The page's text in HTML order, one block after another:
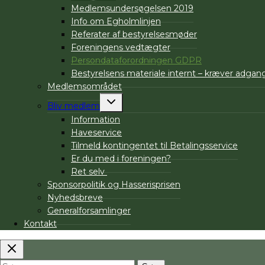
Medlemsundersøgelsen 2019
Info om Egholmlinjen
Referater af bestyrelsesmøder
Foreningens vedtægter
Persondataforordningen GDPR
Bestyrelsens materiale internt – kræver
Medlemsområdet
Bliv medlem
Skift
undermenu
Information
Haveservice
Tilmeld kontingentet til Betalingsservice
Er du med i foreningen?
Ret selv
Sponsorpolitik og Hasserisprisen
Nyhedsbreve
Generalforsamlinger
Kontakt